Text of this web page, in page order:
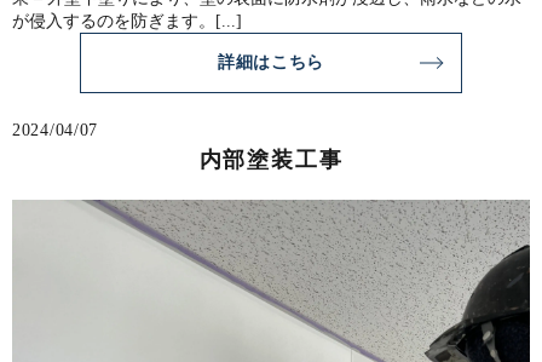
が侵入するのを防ぎます。[...]
詳細はこちら
2024/04/07
内部塗装工事